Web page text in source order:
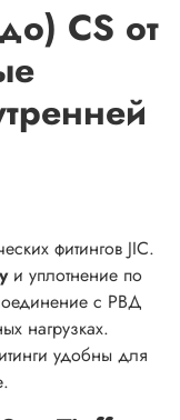
CS от
фитингов JIC.
и уплотнение по
с РВД
нагрузках.
удобны для